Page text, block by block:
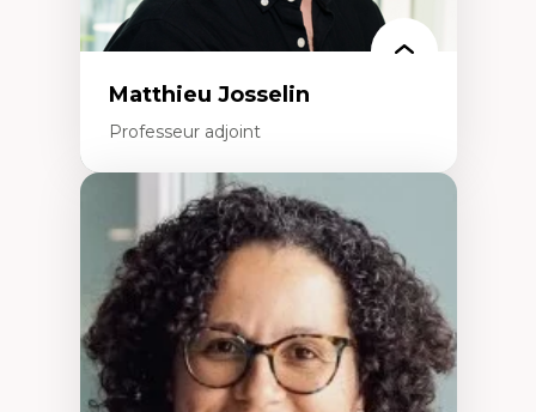
Matthieu Josselin
Professeur adjoint
Expertises
Ethnographie critique des environnements
d’apprentissage des étudiant.e.s
Approche transdisciplinaire des
compétences socioaffectives et
interculturelles
Didactique des langues secondes et
compétence pragmatique
Andragogie
Méthodologies de recherche qualitative